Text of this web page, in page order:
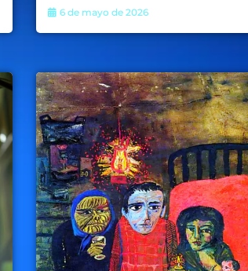
6 de mayo de 2026